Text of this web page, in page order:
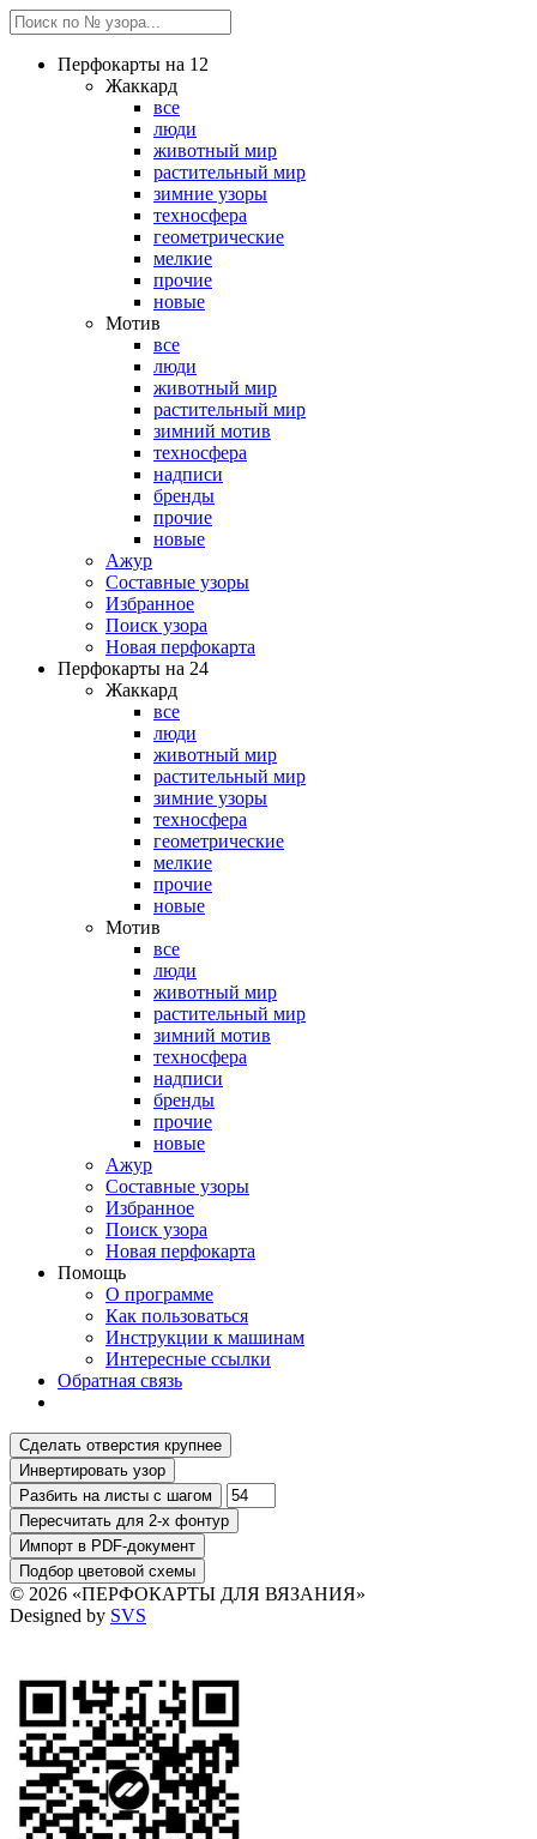
Перфокарты на 12
Жаккард
все
люди
животный мир
растительный мир
зимние узоры
техносфера
геометрические
мелкие
прочие
новые
Мотив
все
люди
животный мир
растительный мир
зимний мотив
техносфера
надписи
бренды
прочие
новые
Ажур
Составные узоры
Избранное
Поиск узора
Новая перфокарта
Перфокарты на 24
Жаккард
все
люди
животный мир
растительный мир
зимние узоры
техносфера
геометрические
мелкие
прочие
новые
Мотив
все
люди
животный мир
растительный мир
зимний мотив
техносфера
надписи
бренды
прочие
новые
Ажур
Составные узоры
Избранное
Поиск узора
Новая перфокарта
Помощь
О программе
Как пользоваться
Инструкции к машинам
Интересные ссылки
Обратная связь
© 2026 «ПЕРФОКАРТЫ ДЛЯ ВЯЗАНИЯ»
Designed by SVS